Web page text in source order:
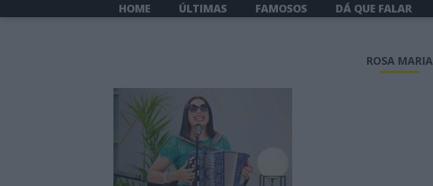
HOME ÚLTIMAS FAMOSOS DÁ QUE FALAR
ROSA MARIA